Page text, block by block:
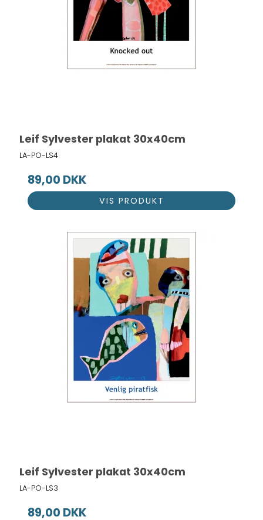
Leif Sylvester plakat 30x40cm
LA-PO-LS4
89,00 DKK
VIS PRODUKT
Leif Sylvester plakat 30x40cm
LA-PO-LS3
89,00 DKK